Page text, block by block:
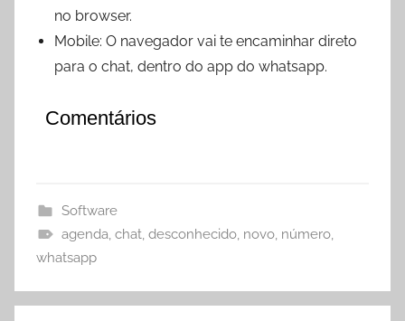
no browser.
Mobile: O navegador vai te encaminhar direto
para o chat, dentro do app do whatsapp.
Comentários
Software
agenda, chat, desconhecido, novo, número,
whatsapp